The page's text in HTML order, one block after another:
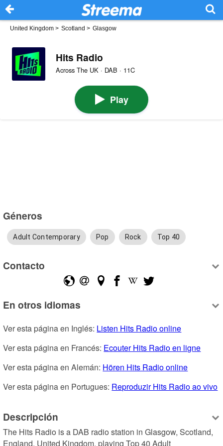
United Kingdom > Scotland > Glasgow
Hits Radio
Across The UK · DAB · 11C
Play
Géneros
Adult Contemporary Pop Rock Top 40
Contacto
En otros idiomas
Ver esta página en Inglés: Listen Hits Radio online
Ver esta página en Francés: Ecouter Hits Radio en ligne
Ver esta página en Alemán: Hören Hits Radio online
Ver esta página en Portugues: Reproduzir Hits Radio ao vivo
Descripción
The Hits Radio is a DAB radio station in Glasgow, Scotland,
England, United Kingdom, playing Top 40 Adult